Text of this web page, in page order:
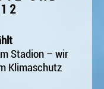
Stadion – wir
Klimaschutz